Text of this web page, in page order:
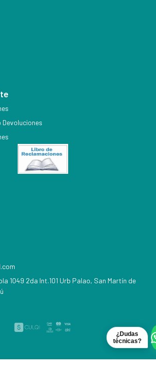
¿Dudas
técnicas?
1049 2da Int.101 Urb Palao, San Martín de
ACABADOS BRYG´S © 2026